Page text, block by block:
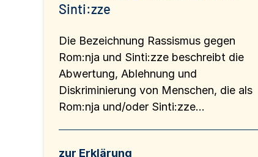
Sinti:zze
Die Bezeichnung Rassismus gegen
Rom:nja und Sinti:zze beschreibt die
Abwertung, Ablehnung und
Diskriminierung von Menschen, die als
Rom:nja und/oder Sinti:zze...
zur Erklärung